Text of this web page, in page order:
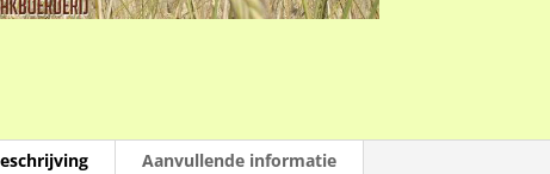
Aanvullende informatie